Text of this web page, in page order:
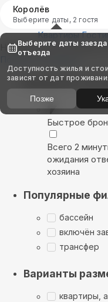
Королёв
Выберите даты, 2 гостя
Квартиры
Найдём, где
Показать на карте
Выбирайте
Быстрое
Всего 2
ожидания
хозяина
Популярные
бассейн
включён
трансфер
Варианты
квартиры,
Выберите даты заезда
отъезда
Доступность жилья и
зависят от дат
Позже